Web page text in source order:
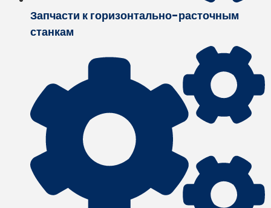
Запчасти к горизонтально-расточным
станкам